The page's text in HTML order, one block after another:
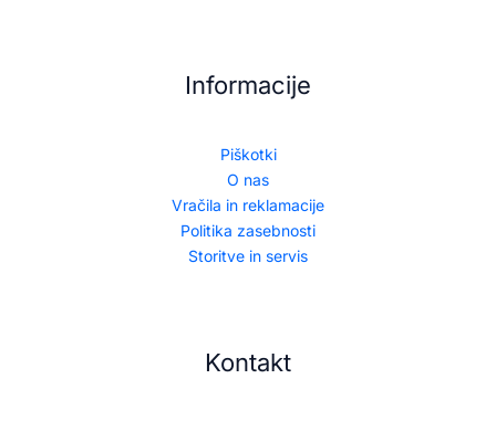
Informacije
Piškotki
O nas
Vračila in reklamacije
Politika zasebnosti
Storitve in servis
Kontakt